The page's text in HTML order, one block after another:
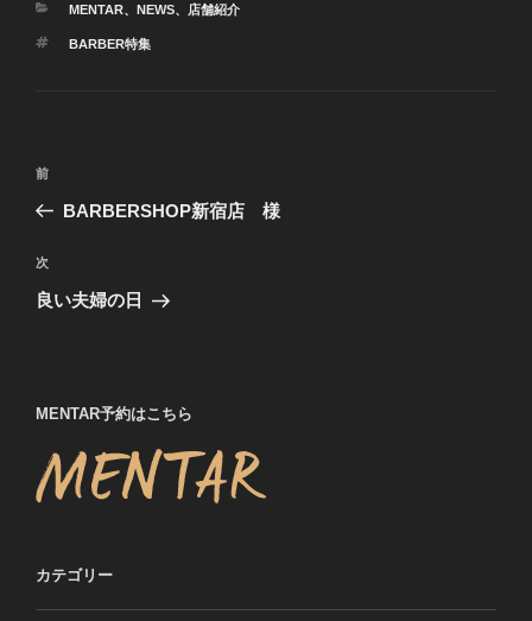
カ
ゴ
MENTAR、 NEWS、 店舗紹介
タ
BARBER特集
投
ビ
ゲ
ン
前
の
稿
前
BARBERSHOP新宿店 様
次
の
次
良い夫婦の日
MENTAR予約はこちら
カテゴリー